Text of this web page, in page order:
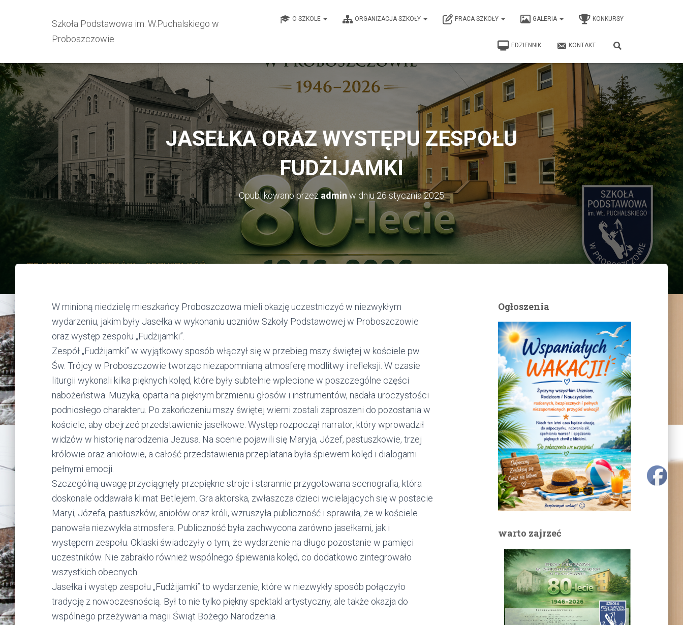
Szkoła Podstawowa im. W.Puchalskiego w
Proboszczowie
O SZKOLE ORGANIZACJA SZKOŁY PRACA SZKOŁY GALERIA KONKURSY
EDZIENNIK KONTAKT
JASEŁKA ORAZ WYSTĘPU ZESPOŁU
FUDŻIJAMKI
Opublikowano przez admin w dniu 26 stycznia 2025
W minioną niedzielę mieszkańcy Proboszczowa mieli okazję uczestniczyć w niezwykłym
wydarzeniu, jakim były Jasełka w wykonaniu uczniów Szkoły Podstawowej w Proboszczowie
oraz występ zespołu „Fudżijamki”.
Zespół „Fudżijamki” w wyjątkowy sposób włączył się w przebieg mszy świętej w kościele pw.
Św. Trójcy w Proboszczowie tworząc niezapomnianą atmosferę modlitwy i refleksji. W czasie
liturgii wykonali kilka pięknych kolęd, które były subtelnie wplecione w poszczególne części
nabożeństwa. Muzyka, oparta na pięknym brzmieniu głosów i instrumentów, nadała uroczystości
podniosłego charakteru. Po zakończeniu mszy świętej wierni zostali zaproszeni do pozostania w
kościele, aby obejrzeć przedstawienie jasełkowe. Występ rozpoczął narrator, który wprowadził
widzów w historię narodzenia Jezusa. Na scenie pojawili się Maryja, Józef, pastuszkowie, trzej
królowie oraz aniołowie, a całość przedstawienia przeplatana była śpiewem kolęd i dialogami
pełnymi emocji.
Szczególną uwagę przyciągnęły przepiękne stroje i starannie przygotowana scenografia, która
doskonale oddawała klimat Betlejem. Gra aktorska, zwłaszcza dzieci wcielających się w postacie
Maryi, Józefa, pastuszków, aniołów oraz króli, wzruszyła publiczność i sprawiła, że w kościele
panowała niezwykła atmosfera. Publiczność była zachwycona zarówno jasełkami, jak i
występem zespołu. Oklaski świadczyły o tym, że wydarzenie na długo pozostanie w pamięci
uczestników. Nie zabrakło również wspólnego śpiewania kolęd, co dodatkowo zintegrowało
wszystkich obecnych.
Jasełka i występ zespołu „Fudżijamki” to wydarzenie, które w niezwykły sposób połączyło
tradycję z nowoczesnością. Był to nie tylko piękny spektakl artystyczny, ale także okazja do
wspólnego przeżywania magii Świąt Bożego Narodzenia.
Ogłoszenia
warto zajrzeć